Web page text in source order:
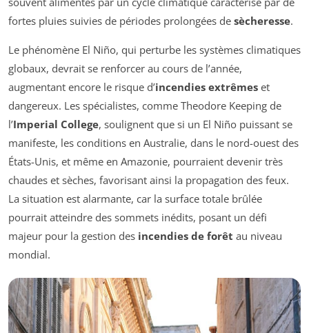
fortes pluies suivies de périodes prolongées de sècheresse.
Le phénomène El Niño, qui perturbe les systèmes climatiques
globaux, devrait se renforcer au cours de l’année,
augmentant encore le risque d’incendies extrêmes et
dangereux. Les spécialistes, comme Theodore Keeping de
l’Imperial College, soulignent que si un El Niño puissant se
manifeste, les conditions en Australie, dans le nord-ouest des
États-Unis, et même en Amazonie, pourraient devenir très
chaudes et sèches, favorisant ainsi la propagation des feux.
La situation est alarmante, car la surface totale brûlée
pourrait atteindre des sommets inédits, posant un défi
majeur pour la gestion des incendies de forêt au niveau
mondial.